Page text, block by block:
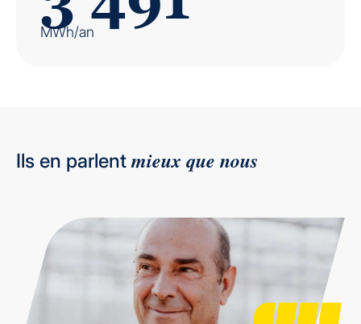
MWh/an
Ils en parlentmieux que nous